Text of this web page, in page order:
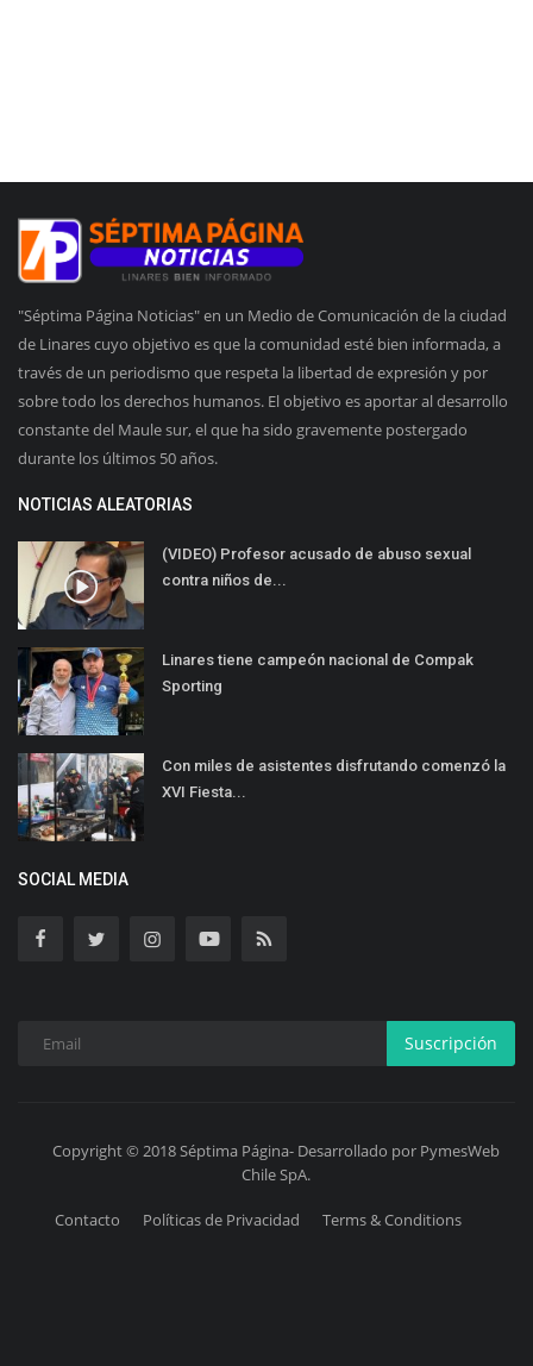
"Séptima Página Noticias" en un Medio de Comunicación de la ciudad
de Linares cuyo objetivo es que la comunidad esté bien informada, a
través de un periodismo que respeta la libertad de expresión y por
sobre todo los derechos humanos. El objetivo es aportar al desarrollo
constante del Maule sur, el que ha sido gravemente postergado
durante los últimos 50 años.
NOTICIAS ALEATORIAS
(VIDEO) Profesor acusado de abuso sexual
contra niños de...
Linares tiene campeón nacional de Compak
Sporting
Con miles de asistentes disfrutando comenzó la
XVI Fiesta...
SOCIAL MEDIA
Suscripción
Copyright © 2018 Séptima Página- Desarrollado por PymesWeb
Chile SpA.
Contacto Políticas de Privacidad Terms & Conditions